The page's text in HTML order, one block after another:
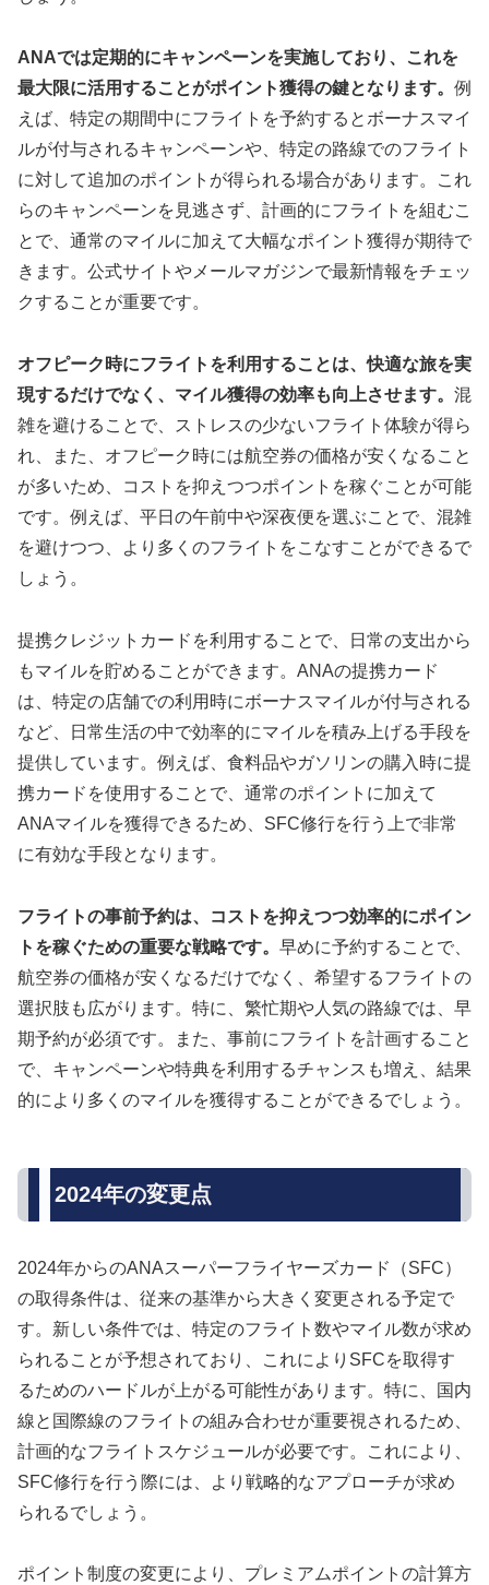
ANAでは定期的にキャンペーンを実施しており、これを
最大限に活用することがポイント獲得の鍵となります。 例
えば、特定の期間中にフライトを予約するとボーナスマイ
ルが付与されるキャンペーンや、特定の路線でのフライト
に対して追加のポイントが得られる場合があります。これ
らのキャンペーンを見逃さず、計画的にフライトを組むこ
とで、通常のマイルに加えて大幅なポイント獲得が期待で
きます。公式サイトやメールマガジンで最新情報をチェッ
クすることが重要です。
オフピーク時にフライトを利用することは、快適な旅を実
現するだけでなく、マイル獲得の効率も向上させます。 混
雑を避けることで、ストレスの少ないフライト体験が得ら
れ、また、オフピーク時には航空券の価格が安くなること
が多いため、コストを抑えつつポイントを稼ぐことが可能
です。例えば、平日の午前中や深夜便を選ぶことで、混雑
を避けつつ、より多くのフライトをこなすことができるで
しょう。
提携クレジットカードを利用することで、日常の支出から
もマイルを貯めることができます。ANAの提携カード
は、特定の店舗での利用時にボーナスマイルが付与される
など、日常生活の中で効率的にマイルを積み上げる手段を
提供しています。例えば、食料品やガソリンの購入時に提
携カードを使用することで、通常のポイントに加えて
ANAマイルを獲得できるため、SFC修行を行う上で非常
に有効な手段となります。
フライトの事前予約は、コストを抑えつつ効率的にポイン
トを稼ぐための重要な戦略です。 早めに予約することで、
航空券の価格が安くなるだけでなく、希望するフライトの
選択肢も広がります。特に、繁忙期や人気の路線では、早
期予約が必須です。また、事前にフライトを計画すること
で、キャンペーンや特典を利用するチャンスも増え、結果
的により多くのマイルを獲得することができるでしょう。
2024年の変更点
2024年からのANAスーパーフライヤーズカード（SFC）
の取得条件は、従来の基準から大きく変更される予定で
す。新しい条件では、特定のフライト数やマイル数が求め
られることが予想されており、これによりSFCを取得す
るためのハードルが上がる可能性があります。特に、国内
線と国際線のフライトの組み合わせが重要視されるため、
計画的なフライトスケジュールが必要です。これにより、
SFC修行を行う際には、より戦略的なアプローチが求め
られるでしょう。
ポイント制度の変更により、プレミアムポイントの計算方